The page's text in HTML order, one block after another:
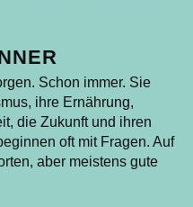
Schon immer. Sie
ihre Ernährung,
die Zukunft und ihren
oft mit Fragen. Auf
aber meistens gute